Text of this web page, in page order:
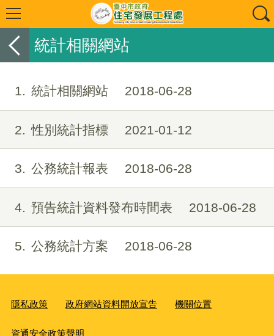
統計相關網站
1 統計相關網站 2018-06-28
2 性別統計指標 2021-01-12
3 公務統計報表 2018-06-28
4 預告統計資料發布時間表 2018-06-28
5 公務統計方案 2018-06-28
隱私政策 政府網站資料開放宣告 機關位置
資通安全政策聲明